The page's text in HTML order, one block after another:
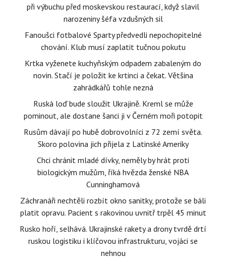
při výbuchu před moskevskou restaurací, když slavil
narozeniny šéfa vzdušných sil
Fanoušci fotbalové Sparty předvedli nepochopitelné
chování. Klub musí zaplatit tučnou pokutu
Krtka vyženete kuchyňským odpadem zabaleným do
novin. Stačí je položit ke krtinci a čekat. Většina
zahrádkářů tohle nezná
Ruská loď bude sloužit Ukrajině. Kreml se může
pominout, ale dostane šanci ji v Černém moři potopit
Rusům dávají po hubě dobrovolníci z 72 zemí světa.
Skoro polovina jich přijela z Latinské Ameriky
Chci chránit mladé dívky, neměly by hrát proti
biologickým mužům, říká hvězda ženské NBA
Cunninghamová
Záchranáři nechtěli rozbít okno sanitky, protože se báli
platit opravu. Pacient s rakovinou uvnitř trpěl 45 minut
Rusko hoří, selhává. Ukrajinské rakety a drony tvrdě drtí
ruskou logistiku i klíčovou infrastrukturu, vojáci se
nehnou